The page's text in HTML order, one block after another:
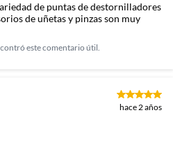
de puntas de destornilladores
de uñetas y pinzas son muy
este comentario útil.
hace 2 años